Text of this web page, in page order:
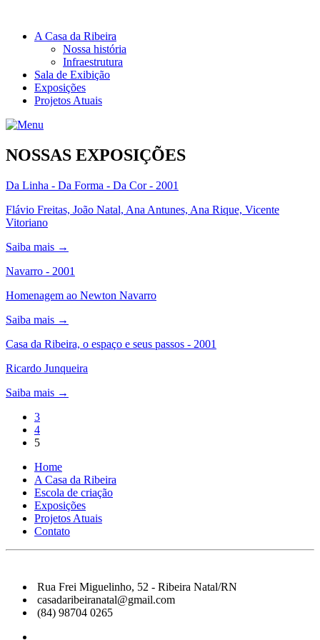
A Casa da Ribeira
Nossa história
Infraestrutura
Sala de Exibição
Exposições
Projetos Atuais
NOSSAS EXPOSIÇÕES
Da Linha - Da Forma - Da Cor - 2001
Flávio Freitas, João Natal, Ana Antunes, Ana Rique, Vicente
Vitoriano
Saiba mais →
Navarro - 2001
Homenagem ao Newton Navarro
Saiba mais →
Casa da Ribeira, o espaço e seus passos - 2001
Ricardo Junqueira
Saiba mais →
3
4
5
Home
A Casa da Ribeira
Escola de criação
Exposições
Projetos Atuais
Contato
Rua Frei Miguelinho, 52 - Ribeira Natal/RN
casadaribeiranatal@gmail.com
(84) 98704 0265